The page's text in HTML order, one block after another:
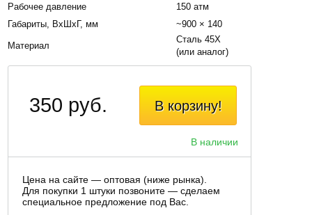
Рабочее давление
150 атм
Габариты, BxШxГ, мм
~900 × 140
Материал
Сталь 45Х
(или аналог)
В корзину!
В наличии
350 руб.
Цена на сайте — оптовая (ниже рынка).
Для покупки 1 штуки позвоните — сделаем
специальное предложение под Вас.